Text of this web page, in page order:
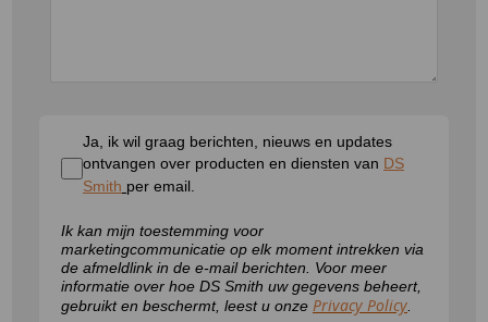
Ja, ik wil graag berichten, nieuws en updates
ontvangen over producten en diensten van DS
Smith per email.
Ik kan mijn toestemming voor
marketingcommunicatie op elk moment intrekken via
de afmeldlink in de e-mail berichten. Voor meer
informatie over hoe DS Smith uw gegevens beheert,
gebruikt en beschermt, leest u onze Privacy Policy.